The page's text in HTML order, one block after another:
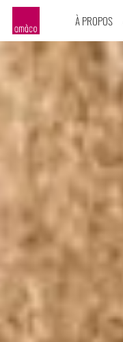
À PROPOS